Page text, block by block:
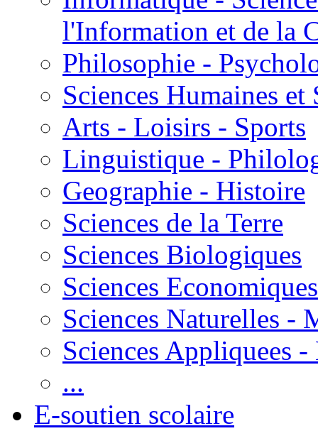
l'Information et de la
Philosophie -
Sciences Humaines et
Arts - Loisirs - Sports
Linguistique -
Geographie - Histoire
Sciences de la Terre
Sciences Biologiques
Sciences Economiques
Sciences Naturelles -
Sciences Appliquees
...
E-soutien scolaire